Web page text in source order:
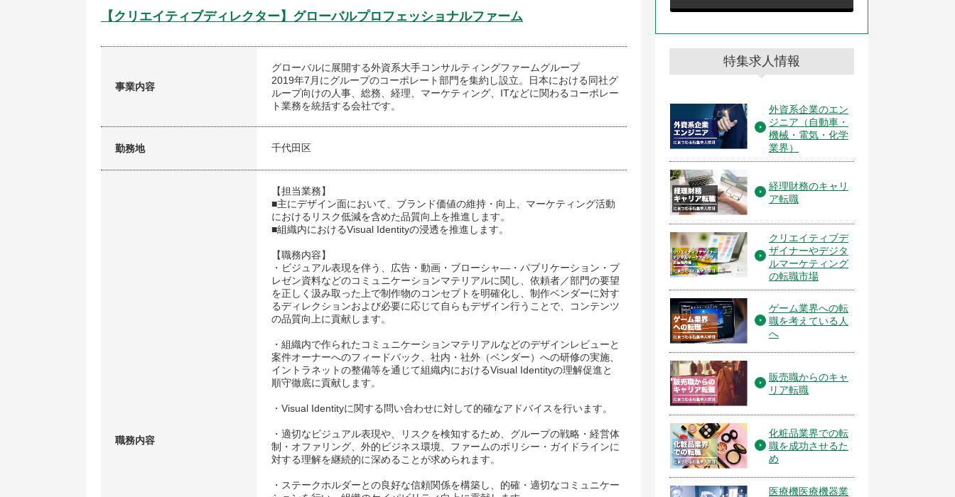
【クリエイティブディレクター】グローバルプロフェッショナルファーム
事業内容
グローバルに展開する外資系大手コンサルティングファームグループ
2019年7月にグループのコーポレート部門を集約し設立。日本における同社グ
ループ向けの人事、総務、経理、マーケティング、ITなどに関わるコーポレー
ト業務を統括する会社です。
勤務地 千代田区
職務内容
【担当業務】
■主にデザイン面において、ブランド価値の維持・向上、マーケティング活動
におけるリスク低減を含めた品質向上を推進します。
■組織内におけるVisual Identityの浸透を推進します。
【職務内容】
・ビジュアル表現を伴う、広告・動画・ブローシャ―・パブリケーション・プ
レゼン資料などのコミュニケーションマテリアルに関し、依頼者／部門の要望
を正しく汲み取った上で制作物のコンセプトを明確化し、制作ベンダーに対す
るディレクションおよび必要に応じて自らもデザイン行うことで、コンテンツ
の品質向上に貢献します。
・組織内で作られたコミュニケーションマテリアルなどのデザインレビューと
案件オーナーへのフィードバック、社内・社外（ベンダー）への研修の実施、
イントラネットの整備等を通じて組織内におけるVisual Identityの理解促進と
順守徹底に貢献します。
・Visual Identityに関する問い合わせに対して的確なアドバイスを行います。
・適切なビジュアル表現や、リスクを検知するため、グループの戦略・経営体
制・オファリング、外的ビジネス環境、ファームのポリシー・ガイドラインに
対する理解を継続的に深めることが求められます。
・ステークホルダーとの良好な信頼関係を構築し、的確・適切なコミュニケー
特集求人情報
外資系企業のエン
ジニア（自動車・
機械・電気・化学
業界）
経理財務のキャリ
ア転職
クリエイティブデ
ザイナーやデジタ
ルマーケティング
の転職市場
ゲーム業界への転
職を考えている人
へ
販売職からのキャ
リア転職
化粧品業界での転
職を成功させるた
め
医療機医療機器業